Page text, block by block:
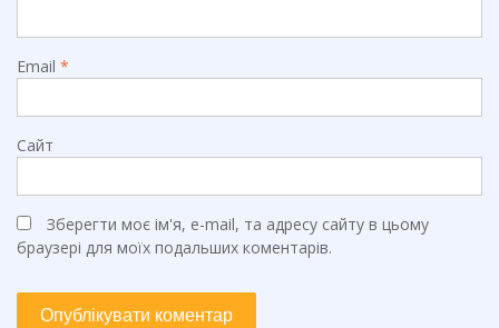
Email *
Сайт
Зберегти моє ім'я, e-mail, та адресу сайту в цьому
браузері для моїх подальших коментарів.